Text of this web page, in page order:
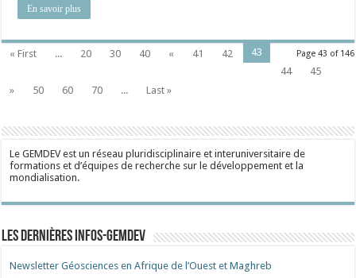
En savoir plus
Page 43 of 146
« First ... 20 30 40 « 41 42
43
44
45
»
50 60 70 ... Last »
Le GEMDEV est un réseau pluridisciplinaire et interuniversitaire de
formations et d’équipes de recherche sur le développement et la
mondialisation.
Les dernières Infos-Gemdev
Newsletter Géosciences en Afrique de l’Ouest et Maghreb